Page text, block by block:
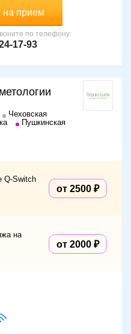
на прием
по телефону:
17-93
Чеховская
Пушкинская
Q-Switch
от 2500
на
от 2000